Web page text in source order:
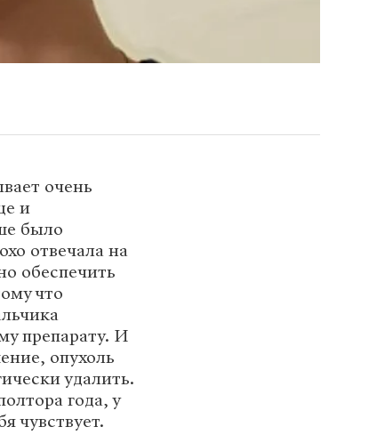
очень
и
было
отвечала на
обеспечить
что
препарату. И
опухоль
удалить.
года, у
чувствует.